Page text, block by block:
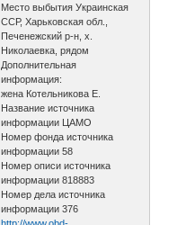
Место выбытия Украинская
ССР, Харьковская обл.,
Печенежский р-н, х.
Николаевка, рядом
Дополнительная
информация:
жена Котельникова Е.
Название источника
информации ЦАМО
Номер фонда источника
информации 58
Номер описи источника
информации 818883
Номер дела источника
информации 376